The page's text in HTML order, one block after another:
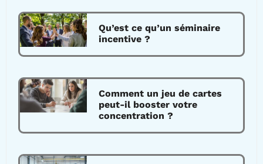
Qu’est ce qu’un séminaire
incentive ?
Comment un jeu de cartes
peut-il booster votre
concentration ?